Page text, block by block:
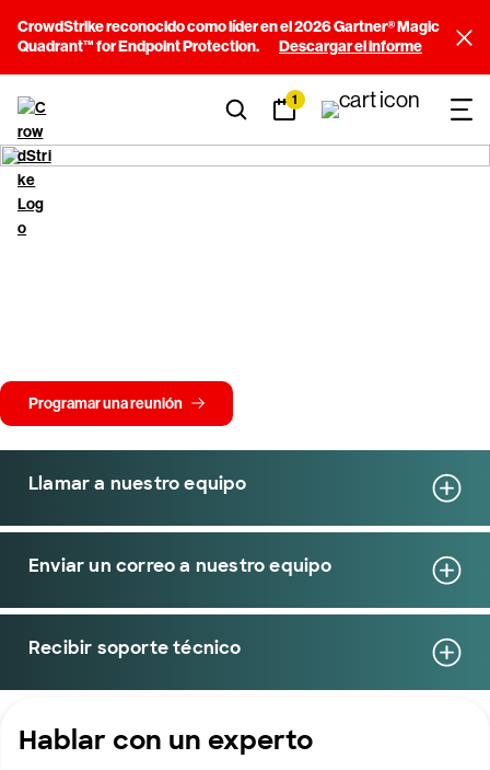
CrowdStrike reconocido como líder en el 2026 Gartner® Magic
Quadrant™ for Endpoint Protection.
Descargar el informe
1
Ponte en contacto con
CrowdStrike
Programar una reunión
Llamar a nuestro equipo
Enviar un correo a nuestro equipo
Recibir soporte técnico
Hablar con un experto